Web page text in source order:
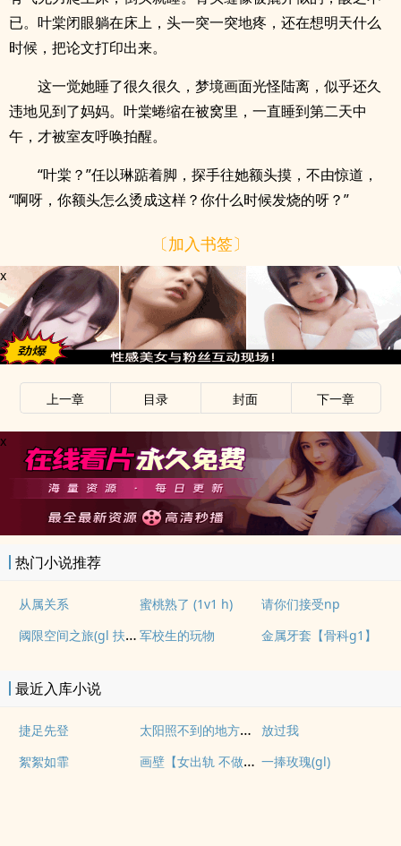
已。叶棠闭眼躺在床上，头一突一突地疼，还在想明天什么
时候，把论文打印出来。
这一觉她睡了很久很久，梦境画面光怪陆离，似乎还久
违地见到了妈妈。叶棠蜷缩在被窝里，一直睡到第二天中
午，才被室友呼唤拍醒。
“叶棠？”任以琳踮着脚，探手往她额头摸，不由惊道，
“啊呀，你额头怎么烫成这样？你什么时候发烧的呀？”
〔加入书签〕
x
上一章 目录 封面 下一章
x
热门小说推荐
从属关系 蜜桃熟了 (1v1 h) 请你们接受np
阈限空间之旅(gl 扶她) 军校生的玩物 金属牙套【骨科g1】
最近入库小说
捷足先登 太阳照不到的地方【百合 s】
放过我
絮絮如霏
画壁【女出轨 不做会死h】 一捧玫瑰(gl)